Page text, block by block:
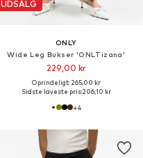
UDSALG
ONLY
Wide Leg Bukser 'ONLTizana'
229,00 kr
Oprindeligt: 265,00 kr
Sidste laveste pris:206,10 kr
+4